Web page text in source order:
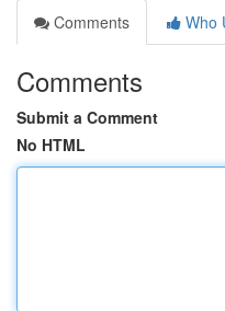
Comments
Who
Comments
Submit a Comment
No HTML